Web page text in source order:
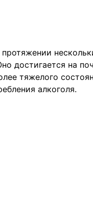
достигается на
тяжелого
алкоголя.